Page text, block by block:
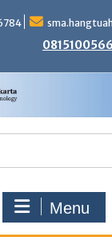
Menu